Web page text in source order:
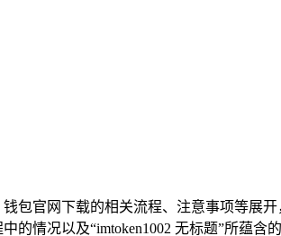
包官网下载的相关流程、注意事项等展开
情况以及“imtoken1002 无标题”所蕴含